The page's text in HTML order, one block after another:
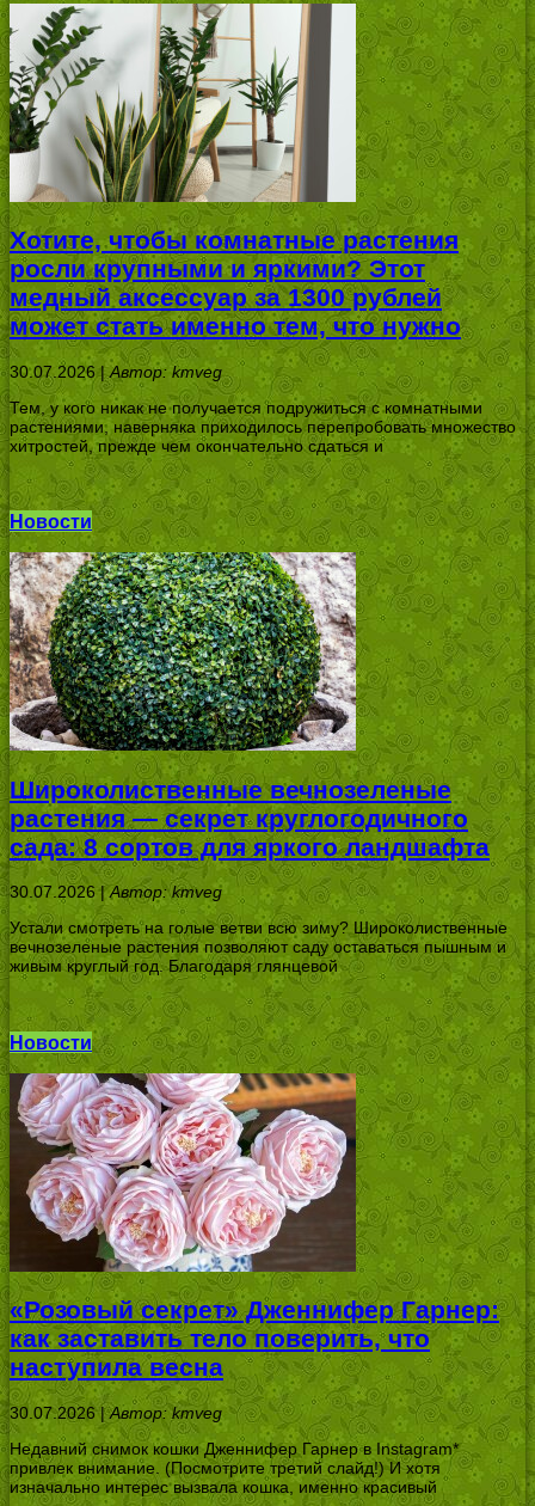
Хотите, чтобы комнатные растения
росли крупными и яркими? Этот
медный аксессуар за 1300 рублей
может стать именно тем, что нужно
30.07.2026 |Автор: kmveg
Тем, у кого никак не получается подружиться с комнатными
растениями, наверняка приходилось перепробовать множество
хитростей, прежде чем окончательно сдаться и
Новости
Широколиственные вечнозеленые
растения — секрет круглогодичного
сада: 8 сортов для яркого ландшафта
30.07.2026 |Автор: kmveg
Устали смотреть на голые ветви всю зиму? Широколиственные
вечнозеленые растения позволяют саду оставаться пышным и
живым круглый год. Благодаря глянцевой
Новости
«Розовый секрет» Дженнифер Гарнер:
как заставить тело поверить, что
наступила весна
30.07.2026 |Автор: kmveg
Недавний снимок кошки Дженнифер Гарнер в Instagram*
привлек внимание. (Посмотрите третий слайд!) И хотя
изначально интерес вызвала кошка, именно красивый